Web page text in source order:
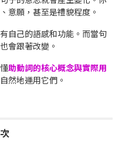
意願，甚至是禮貌程度。
自己的語感和功能。而當句
會跟著改變。
助動詞的核心概念與實際用
然地運用它們。